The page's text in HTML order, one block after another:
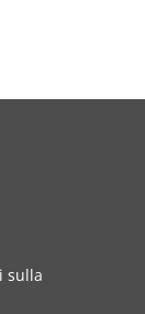
sulla